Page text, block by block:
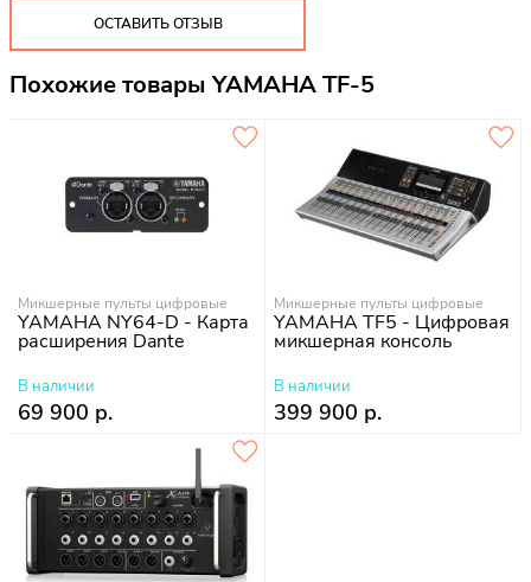
ОСТАВИТЬ ОТЗЫВ
Похожие товары YAMAHA TF-5
Микшерные пульты цифровые
YAMAHA NY64-D - Карта
расширения Dante
В наличии
69 900 р.
Микшерные пульты цифровые
YAMAHA TF5 - Цифровая
микшерная консоль
В наличии
399 900 р.